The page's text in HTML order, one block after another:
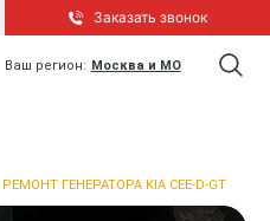
Заказать звонок
Ваш регион: Москва и МО
РЕМОНТ ГЕНЕРАТОРА KIA CEE-D-GT